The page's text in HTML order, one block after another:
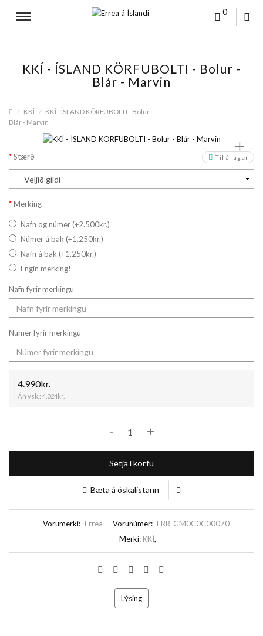
0
KKÍ - ÍSLAND KÖRFUBOLTI - Bolur -
Blár - Marvin
KKÍ
KKÍ - ÍSLAND KÖRFUBOLTI - Bolur -
Blár - Marvin
+
Til á lager
Stærð
Merking
Nafn og númer (+2.500kr.)
Númer á bak (+1.250kr.)
Nafn á bak (+1.250kr.)
Engin merking!
Nafn fyrir merkingu
Númer fyrir merkingu
4.990kr.
Án vsk.: 4.024kr.
- +
Setja í körfu
Bæta á óskalistann
Vörumerki: Errea Vörunúmer: ERR-GM0C0C00070
Merki: KKÍ,
Lýsing